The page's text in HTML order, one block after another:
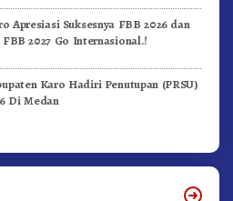
Apresiasi Suksesnya FBB 2026 dan
2027 Go Internasional.!
Karo Hadiri Penutupan (PRSU)
Di Medan